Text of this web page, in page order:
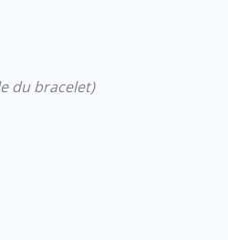
du bracelet)